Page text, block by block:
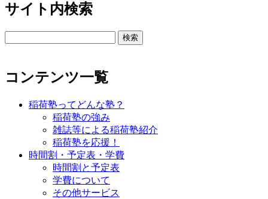
サイト内検索
コンテンツ一覧
稲荷塾ってどんな塾？
稲荷塾の強み
雑誌等による稲荷塾紹介
稲荷塾を応援！
時間割・予定表・学費
時間割と予定表
学費について
その他サービス